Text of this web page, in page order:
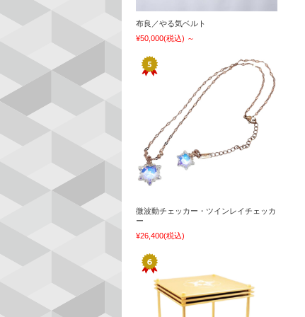
布良／やる気ベルト
¥50,000(税込) ～
微波動チェッカー・ツインレイチェッカ
ー
¥26,400(税込)